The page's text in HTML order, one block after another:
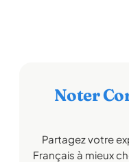
Noter
Partagez votre
Français à mieux